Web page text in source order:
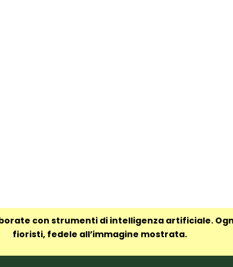
con strumenti di intelligenza artificiale.
fioristi, fedele all’immagine mostrata.